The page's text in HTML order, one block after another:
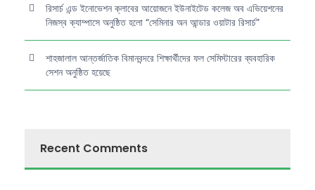
রিসার্চ এন্ড ইনোভেশন ক্লাবের আয়োজনে ইউনাইটেড কলেজ অব এভিয়েশনের
নিজস্ব ক্যাম্পাসে অনুষ্ঠিত হলো “সেমিনার অন আন্ডার ওয়াটার রিসার্চ”
শাহজালাল আন্তর্জাতিক বিমানবন্দরে শিক্ষার্থীদের ফল সেমিস্টারের ব্যবহারিক
সেশন অনুষ্ঠিত হয়েছে
Recent Comments